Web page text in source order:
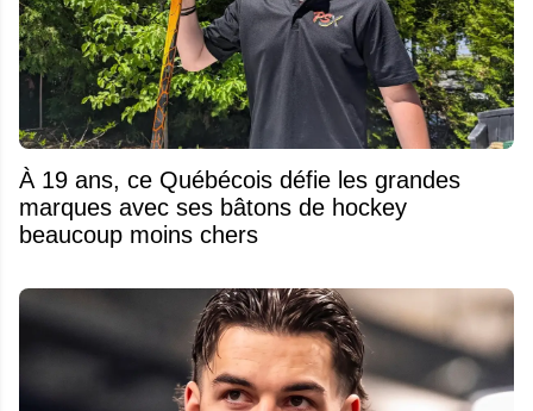
À 19 ans, ce Québécois défie les grandes
marques avec ses bâtons de hockey
beaucoup moins chers